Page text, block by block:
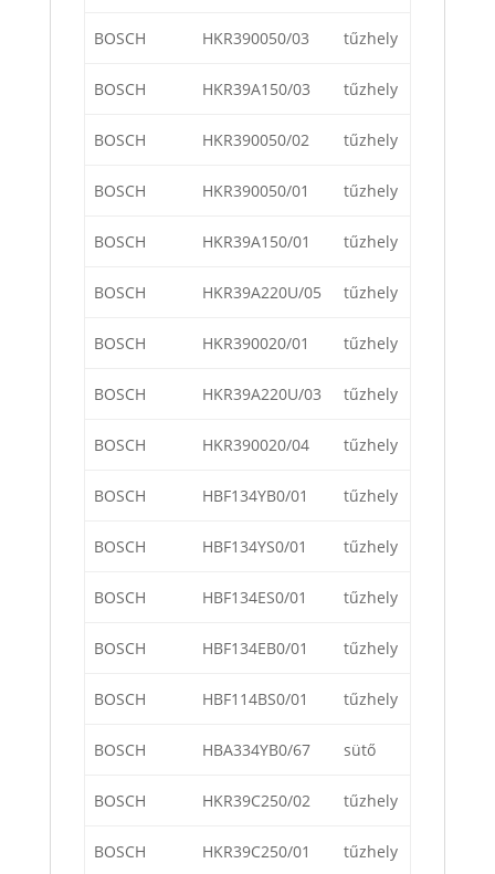
BOSCH HKR390050/03 tűzhely
BOSCH HKR39A150/03 tűzhely
BOSCH HKR390050/02 tűzhely
BOSCH HKR390050/01 tűzhely
BOSCH HKR39A150/01 tűzhely
BOSCH HKR39A220U/05 tűzhely
BOSCH HKR390020/01 tűzhely
BOSCH HKR39A220U/03 tűzhely
BOSCH HKR390020/04 tűzhely
BOSCH HBF134YB0/01 tűzhely
BOSCH HBF134YS0/01 tűzhely
BOSCH HBF134ES0/01 tűzhely
BOSCH HBF134EB0/01 tűzhely
BOSCH HBF114BS0/01 tűzhely
BOSCH HBA334YB0/67 sütő
BOSCH HKR39C250/02 tűzhely
BOSCH HKR39C250/01 tűzhely